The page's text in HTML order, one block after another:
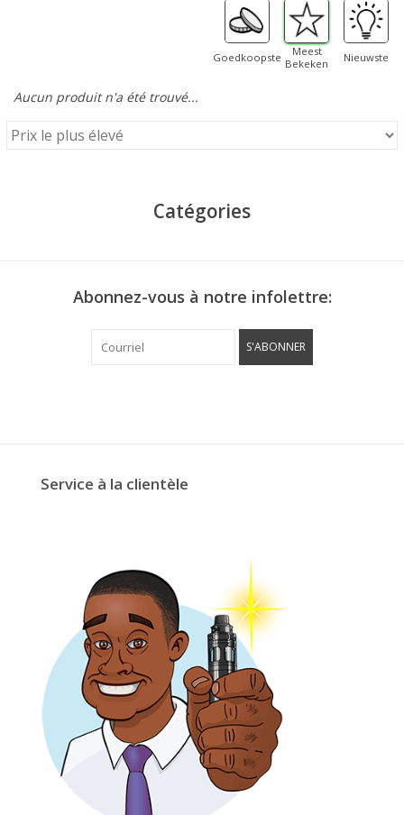
Goedkoopste
Meest
Bekeken
Nieuwste
Aucun produit n'a été trouvé...
Catégories
Abonnez-vous à notre infolettre:
S'ABONNER
Service à la clientèle